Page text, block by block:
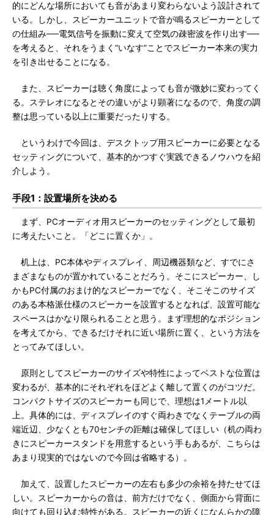
的にどんな場所においても音があまり変わらないよう設計されて
いる。しかし、スピーカーユニットで音が鳴るスピーカーとして
の仕組み──電気信号を振動に変えて空気の疎密波を作り出す──
を考えると、それをうまく“いなす”ことでスピーカー本来の実力
を引き出せることになる。
また、スピーカーは聴く角度によっても音が微妙に変わってく
る。ステレオになるとその違いがより顕著になるので、角度の調
整は思っている以上に重要だったりする。
というわけで今回は、デスクトップ用スピーカーに必要となる
セッティングについて、基本的かつすぐ実践できるノウハウを紹
介しよう。
手段1：設置場所を決める
まず、PCオーディオ用スピーカーのセッティングとして最初
に考えたいこと。「どこに置くか」。
机上は、PC本体やディスプレイ、周辺機器類など、すでにさ
まざまなものが置かれていることだろう。そこにスピーカー、し
かもPC付属のおまけ的なスピーカーでなく、そこそこのサイズ
のある本格派仕様のスピーカーを設置するとなれば、設置可能な
スペースはかなり限られることと思う。まず理想的なポジション
を考えてから、できるだけそれに近い場所に置く、という方法を
とってみてほしい。
原則としてスピーカーのサイズや特性によってベストな位置は
変わるが、基本的にそれぞれをほどよく離して置くのがコツだ。
コンパクトサイズのスピーカーも同じで、理想は1メートル以
上。具体的には、ディスプレイのすぐ両わきでなくテーブルの両
端近辺、少なくとも70センチの距離は確保してほしい（机の両わ
きにスピーカースタンドを用意するという手もあるが、こちらは
あまり現実的ではないので今回は省略する）。
加えて、設置したスピーカーの左右も多少の余裕を持たせてほ
しい。スピーカーからの音は、前方だけでなく、側面から背面に
向けても回り込む特性がある。スピーカーの近くになんらかの障